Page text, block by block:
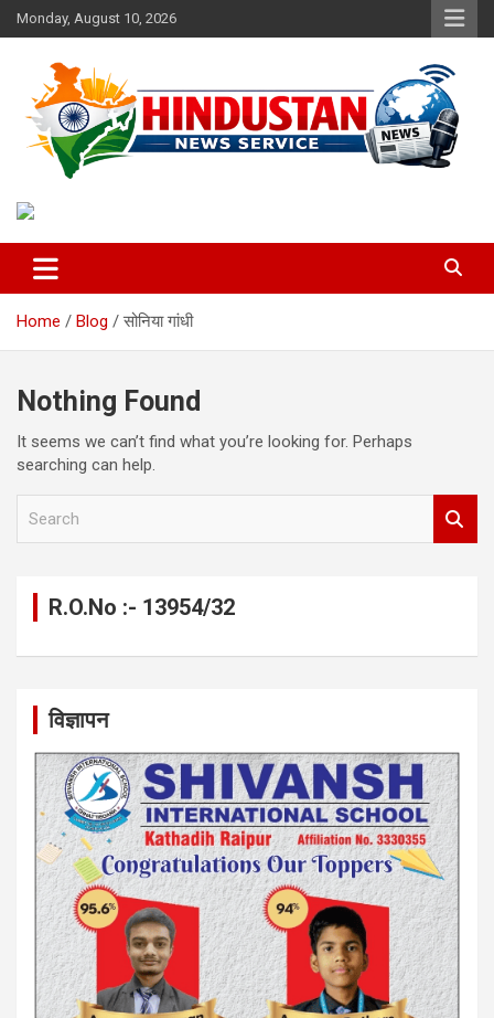
Skip
to
Monday, August 10, 2026
Hindustan News Service
Home Blog सोनिया गांधी
Nothing Found
It seems we can’t find what you’re looking for. Perhaps
searching can help.
R.O.No :- 13954/32
विज्ञापन